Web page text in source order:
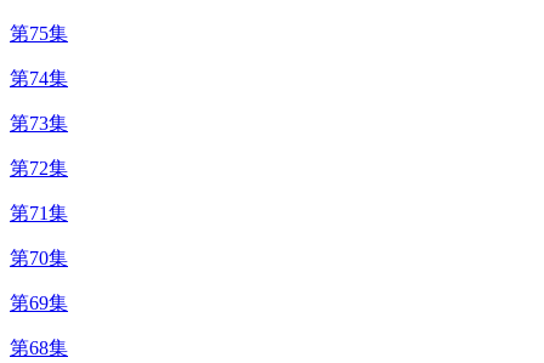
第75集
第74集
第73集
第72集
第71集
第70集
第69集
第68集